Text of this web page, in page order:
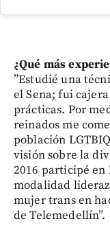
¿Qué más
”Estudié una
el Sena; fui
prácticas. Por
reinados me
población
visión sobre la
2016 participé en
modalidad
mujer trans en
de Telemedellín”.